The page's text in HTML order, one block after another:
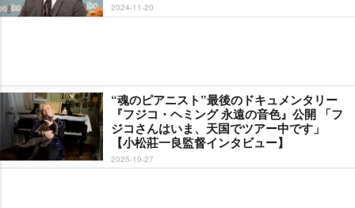
2024-11-20
“魂のピアニスト”最後のドキュメンタリー
『フジコ・ヘミング 永遠の音色』公開 「フ
ジコさんはいま、天国でツアー中です」
【小松莊一良監督インタビュー】
2025-10-27